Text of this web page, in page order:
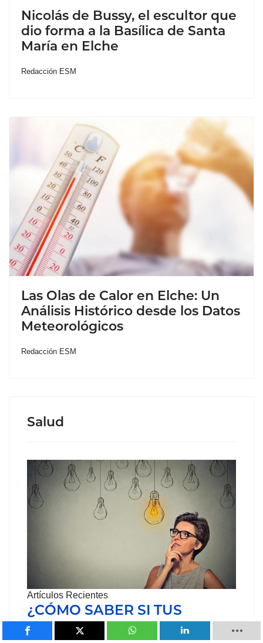
Nicolás de Bussy, el escultor que
dio forma a la Basílica de Santa
María en Elche
Redacción ESM
Las Olas de Calor en Elche: Un
Análisis Histórico desde los Datos
Meteorológicos
Redacción ESM
Salud
Artículos Recientes
¿CÓMO SABER SI TUS
CREENCIAS SON…